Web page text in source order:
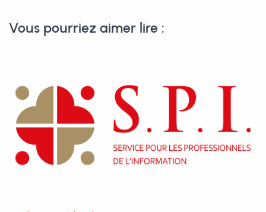
Vous pourriez aimer lire :